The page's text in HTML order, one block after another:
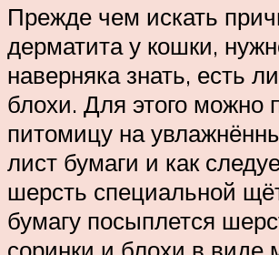
Прежде чем искать
дерматита у кошки,
наверняка знать, есть
блохи. Для этого можно
питомицу на
лист бумаги и как
шерсть специальной
бумагу посыплется